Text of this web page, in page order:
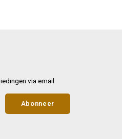
via email
Abonneer